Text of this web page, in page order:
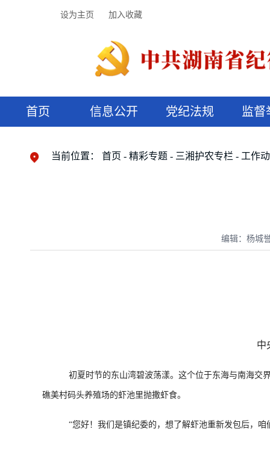
设为主页 加入收藏
首页 信息公开 党纪法规 监督
当前位置： 首页 精彩专题 三湘护农专栏 工作
编辑：杨城
中
初夏时节的东山湾碧波荡漾。这个位于东海与南海交界
礁美村码头养殖场的虾池里抛撒虾食。
“您好！我们是镇纪委的，想了解虾池重新发包后，咱